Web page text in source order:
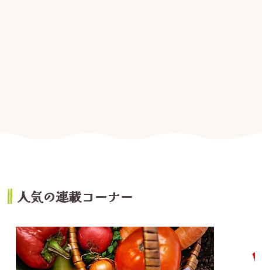
人気の連載コーナー